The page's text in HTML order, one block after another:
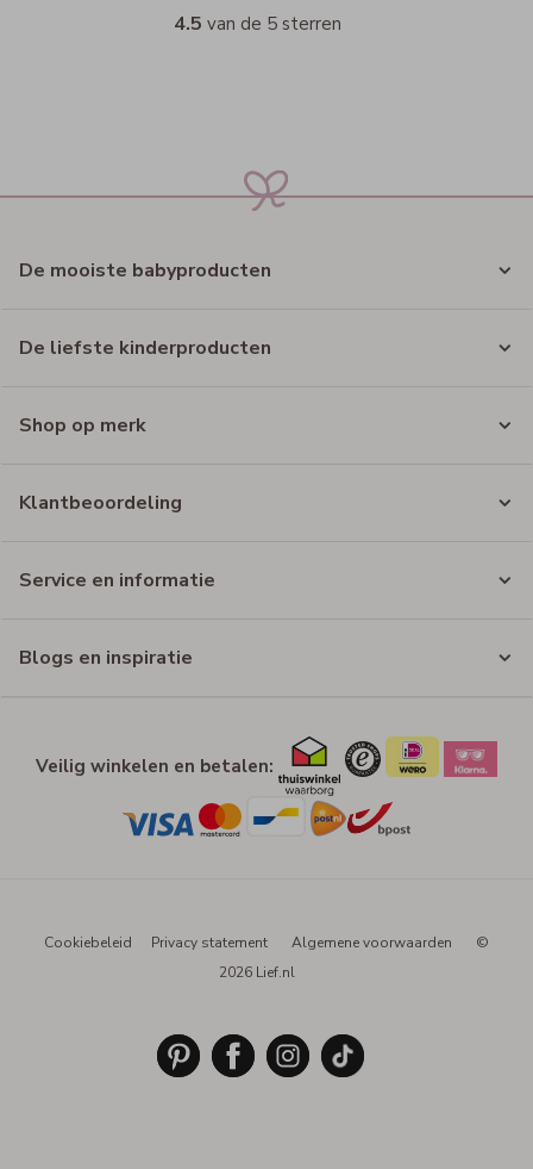
4.5 van de 5 sterren
De mooiste babyproducten
De liefste kinderproducten
Shop op merk
Klantbeoordeling
Service en informatie
Blogs en inspiratie
Veilig winkelen en betalen:
Cookiebeleid Privacy statement Algemene voorwaarden
©
2026 Lief.nl